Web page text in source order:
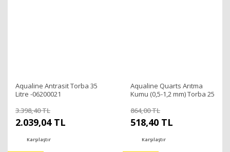
Aqualine Antrasit Torba 35
Litre -06200021
3.398,40 TL
2.039,04 TL
Karşılaştır
Aqualine Quarts Arıtma
Kumu (0,5-1,2 mm) Torba 25
864,00 TL
518,40 TL
Karşılaştır